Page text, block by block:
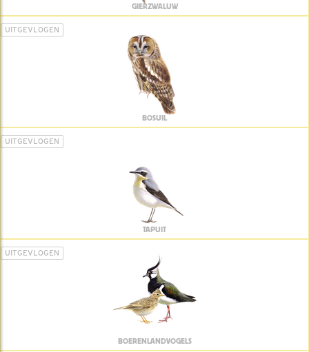
GIERZWALUW
UITGEVLOGEN
BOSUIL
UITGEVLOGEN
TAPUIT
UITGEVLOGEN
BOERENLANDVOGELS